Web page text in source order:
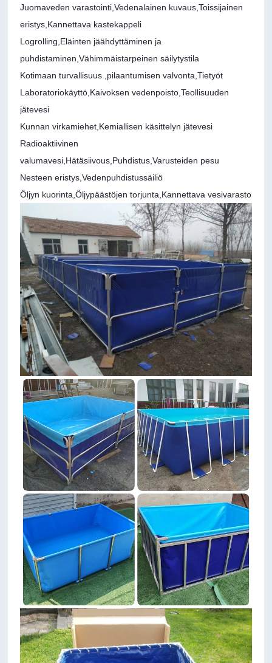
Juomaveden varastointi,Vedenalainen kuvaus,Toissijainen
eristys, Kannettava kastekappeli
Logrolling, Eläinten jäähdyttäminen ja
puhdistaminen,Vähimmäistarpeinen säilytystila
Kotimaan turvallisuus , pilaantumisen valvonta,Tietyöt
Laboratoriokäyttö, Kaivoksen vedenpoisto,Teollisuuden
jätevesi
Kunnan virkamiehet, Kemiallisen käsittelyn jätevesi
Radioaktiivinen
valumavesi, Hätäsiivous, Puhdistus,Varusteiden pesu
Nesteen eristys,Vedenpuhdistussäiliö
Öljyn kuorinta,Öljypäästöjen torjunta, Kannettava vesivarasto